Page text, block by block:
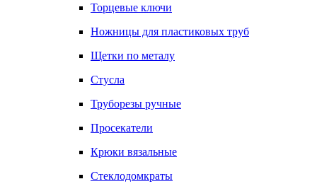
Торцевые ключи
Ножницы для пластиковых труб
Щетки по металу
Стусла
Труборезы ручные
Просекатели
Крюки вязальные
Стеклодомкраты